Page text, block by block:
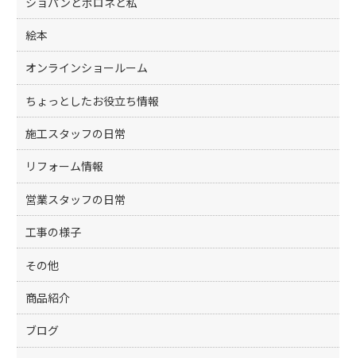
絵本
オンラインショールーム
ちょっとしたお役立ち情報
施工スタッフの日常
リフォーム情報
営業スタッフの日常
工事の様子
その他
商品紹介
ブログ